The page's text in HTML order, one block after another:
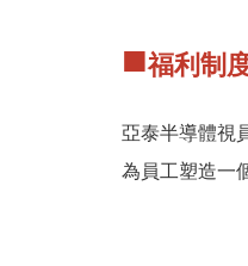
■福利制
亞泰半導體視
為員工塑造一